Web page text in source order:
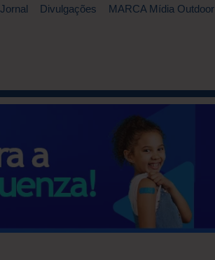
Divulgações MARCA Mídia Outdoor